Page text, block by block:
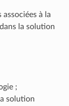
à la
la solution
;
solution